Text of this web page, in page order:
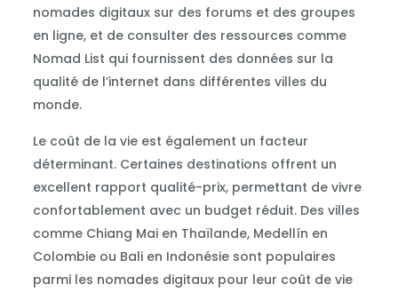
nomades digitaux sur des forums et des groupes
en ligne, et de consulter des ressources comme
Nomad List qui fournissent des données sur la
qualité de l’internet dans différentes villes du
monde.
Le coût de la vie est également un facteur
déterminant. Certaines destinations offrent un
excellent rapport qualité-prix, permettant de vivre
confortablement avec un budget réduit. Des villes
comme Chiang Mai en Thaïlande, Medellín en
Colombie ou Bali en Indonésie sont populaires
parmi les nomades digitaux pour leur coût de vie